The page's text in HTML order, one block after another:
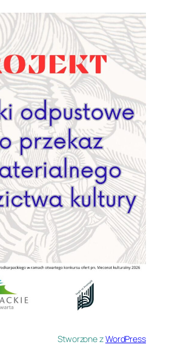
Stworzone zWordPress